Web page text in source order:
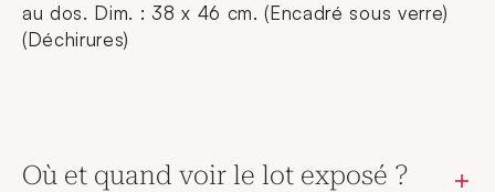
au dos. Dim. : 38 x 46 cm. (Encadré sous verre)
(Déchirures)
Où et quand voir le lot exposé ?